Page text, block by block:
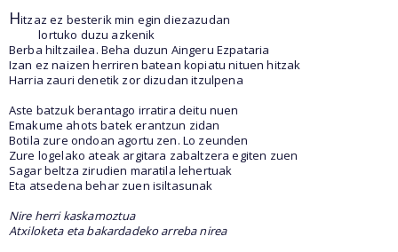
Hitzaz ez besterik min egin diezazudan
lortuko duzu azkenik
Berba hiltzailea. Beha duzun Aingeru Ezpataria
Izan ez naizen herriren batean kopiatu nituen hitzak
Harria zauri denetik zor dizudan itzulpena
Aste batzuk berantago irratira deitu nuen
Emakume ahots batek erantzun zidan
Botila zure ondoan agortu zen. Lo zeunden
Zure logelako ateak argitara zabaltzera egiten zuen
Sagar beltza zirudien maratila lehertuak
Eta atsedena behar zuen isiltasunak
Nire herri kaskamoztua
Atxiloketa eta bakardadeko arreba nirea